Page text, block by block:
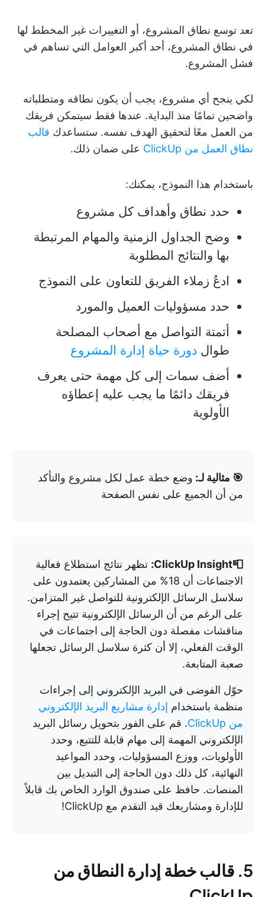
تعد توسع نطاق المشروع، أو التغييرات غير المخطط لها
في نطاق المشروع، أحد أكبر العوامل التي تساهم في
فشل المشروع.
لكي ينجح أي مشروع، يجب أن يكون نطاقه ومتطلباته
واضحين تمامًا منذ البداية. عندها فقط سيتمكن فريقك
من العمل معًا لتحقيق الهدف نفسه. ستساعدك قالب
نطاق العمل من ClickUp
على ضمان ذلك.
باستخدام هذا النموذج، يمكنك:
حدد نطاق وأهداف كل مشروع
وضح الجداول الزمنية والمهام المرتبطة
بها والنتائج المطلوبة
ادعُ زملاء الفريق للتعاون على النموذج
حدد مسؤوليات العميل والمورد
أتمتة التواصل مع أصحاب المصلحة
طوال دورة حياة إدارة المشروع
أضف سمات إلى كل مهمة حتى يعرف
فريقك دائمًا ما يجب عليه إعطاؤه
الأولوية
🎯 مثالية لـ: وضع خطة عمل لكل مشروع والتأكد
من أن الجميع على نفس الصفحة
📮ClickUp Insight:
تظهر نتائج استطلاع فعالية
الاجتماعات أن 18% من المشاركين يعتمدون على
سلاسل الرسائل الإلكترونية للتواصل غير المتزامن.
على الرغم من أن الرسائل الإلكترونية تتيح إجراء
مناقشات مفصلة دون الحاجة إلى اجتماعات في
الوقت الفعلي، إلا أن كثرة سلاسل الرسائل تجعلها
صعبة المتابعة.
حوّل الفوضى في البريد الإلكتروني إلى إجراءات
منظمة باستخدام إدارة مشاريع البريد الإلكتروني
من ClickUp
. قم على الفور بتحويل رسائل البريد
الإلكتروني المهمة إلى مهام قابلة للتتبع، وحدد
الأولويات، ووزع المسؤوليات، وحدد المواعيد
النهائية، كل ذلك دون الحاجة إلى التبديل بين
المنصات. حافظ على صندوق الوارد الخاص بك قابلاً
للإدارة ومشاريعك قيد التقدم مع ClickUp!
5. قالب خطة إدارة النطاق من